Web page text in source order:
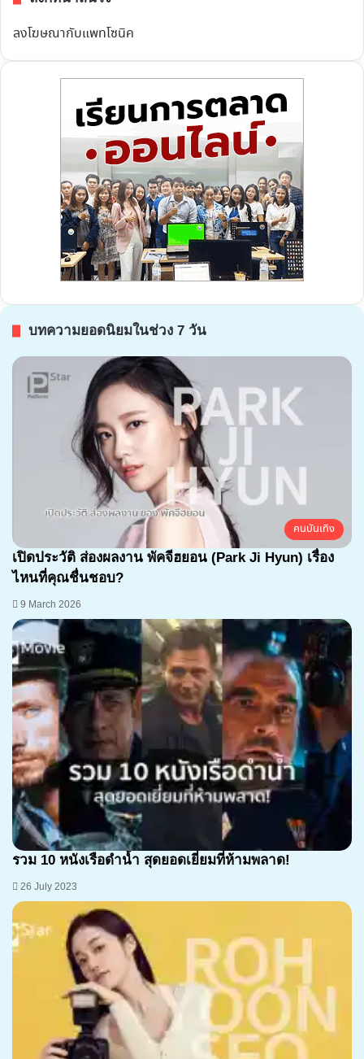
ลงโฆษณากับแพทโซนิค
บทความยอดนิยมในช่วง 7 วัน
คนบันเทิง
เปิดประวัติ ส่องผลงาน พัคจีฮยอน (Park Ji Hyun) เรื่อง
ไหนที่คุณชื่นชอบ?
9 March 2026
รวม 10 หนังเรือดำน้ำ สุดยอดเยี่ยมที่ห้ามพลาด!
26 July 2023